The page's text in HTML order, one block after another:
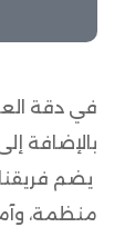
في دقة
بالإضافة
يضم
منظمة،